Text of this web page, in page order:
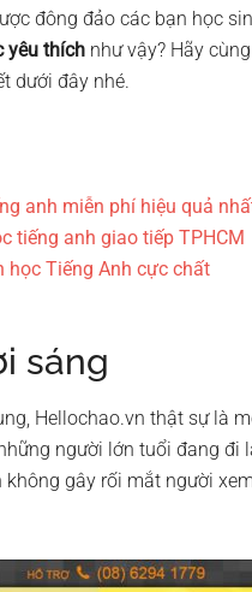
đông đảo các bạn học
yêu thích như vậy? Hãy cùng
dưới đây nhé.
anh miễn phí hiệu quả
tiếng anh giao tiếp TPHCM
học Tiếng Anh cực chất
sáng
Hellochao.vn thật sự là
người lớn tuổi đang đi
gây rối mắt người